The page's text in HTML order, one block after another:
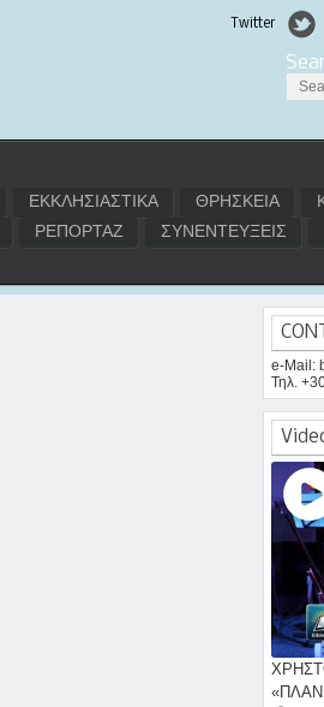
Twitter
ΕΚΚΛΗΣΙΑΣΤΙΚΑ ΘΡΗΣΚΕΙΑ
ΡΕΠΟΡΤΑΖ ΣΥΝΕΝΤΕΥΞΕΙΣ
e-Mail:
Τηλ.